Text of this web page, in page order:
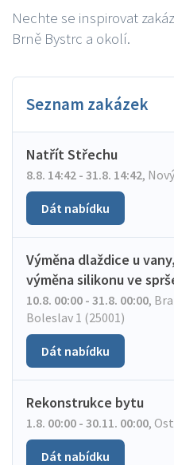
Nechte se inspirovat
Brně Bystrc a okolí.
Seznam zakázek
Natřít Střechu
8.8. 14:42 - 31.8. 14:42,
Dát nabídku
Výměna dlaždice u
výměna silikonu ve
10.8. 00:00 - 31.8. 00:00,
Boleslav 1 (25001)
Dát nabídku
Rekonstrukce bytu
1.8. 00:00 - 30.11. 00:00,
Dát nabídku